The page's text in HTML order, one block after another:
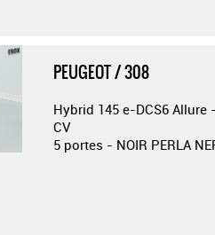
PEUGEOT / 308
Hybrid 145 e-DCS6 Allure
CV
5 portes - NOIR PERLA